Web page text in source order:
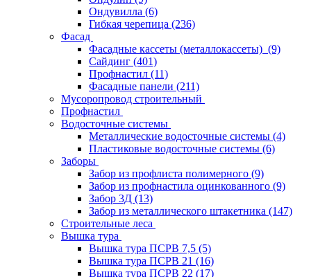
Ондувилла (6)
Гибкая черепица (236)
Фасад
Фасадные кассеты (металлокассеты) (9)
Сайдинг (401)
Профнастил (11)
Фасадные панели (211)
Мусоропровод строительный
Профнастил
Водосточные системы
Металлические водосточные системы (4)
Пластиковые водосточные системы (6)
Заборы
Забор из профлиста полимерного (9)
Забор из профнастила оцинкованного (9)
Забор 3Д (13)
Забор из металлического штакетника (147)
Строительные леса
Вышка тура
Вышка тура ПСРВ 7,5 (5)
Вышка тура ПСРВ 21 (16)
Вышка тура ПСРВ 22 (17)